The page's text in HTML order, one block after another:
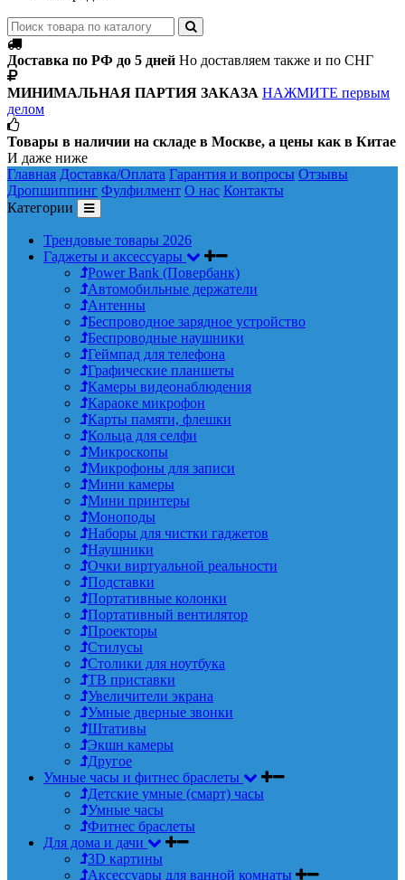
Доставка по РФ до 5 дней Но доставляем также и по СНГ
МИНИМАЛЬНАЯ ПАРТИЯ ЗАКАЗА НАЖМИТЕ первым
делом
Товары в наличии на складе в Москве, а цены как в Китае
И даже ниже
Главная Доставка/Оплата Гарантия и вопросы Отзывы
Дропшиппинг Фулфилмент О нас Контакты
Категории
Трендовые товары 2026
Гаджеты и аксессуары
Power Bank (Повербанк)
Автомобильные держатели
Антенны
Беспроводное зарядное устройство
Беспроводные наушники
Геймпад для телефона
Графические планшеты
Камеры видеонаблюдения
Караоке микрофон
Карты памяти, флешки
Кольца для селфи
Микроскопы
Микрофоны для записи
Мини камеры
Мини принтеры
Моноподы
Наборы для чистки гаджетов
Наушники
Очки виртуальной реальности
Подставки
Портативные колонки
Портативный вентилятор
Проекторы
Стилусы
Столики для ноутбука
ТВ приставки
Увеличители экрана
Умные дверные звонки
Штативы
Экшн камеры
Другое
Умные часы и фитнес браслеты
Детские умные (смарт) часы
Умные часы
Фитнес браслеты
Для дома и дачи
3D картины
Аксессуары для ванной комнаты